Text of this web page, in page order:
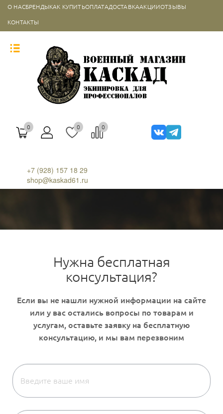
О НАСБРЕНДЫКАК КУПИТЬОПЛАТАДОСТАВКААКЦИИОТЗЫВЫ
КОНТАКТЫ
0 0 0
+7 (928) 157 18 29
shop@kaskad61.ru
Нужна бесплатная
консультация?